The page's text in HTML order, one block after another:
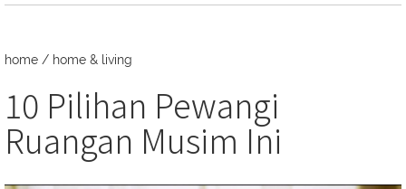
home / home & living
10 Pilihan Pewangi
Ruangan Musim Ini